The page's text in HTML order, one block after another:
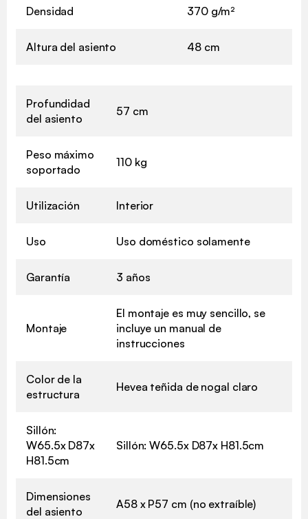
Densidad 370 g/m²
Altura del asiento 48 cm
Profundidad
del asiento
57 cm
Peso máximo
soportado
110 kg
Utilización Interior
Uso Uso doméstico solamente
Garantía 3 años
Montaje
El montaje es muy sencillo, se
incluye un manual de
instrucciones
Color de la
estructura
Hevea teñida de nogal claro
Sillón:
W65.5x D87x
H81.5cm
Sillón: W65.5x D87x H81.5cm
Dimensiones
del asiento
A58 x P57 cm (no extraíble)